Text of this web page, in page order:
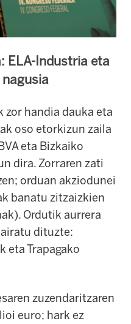
ELA-Industria eta
zor handia dauka eta
oso etorkizun zaila
eta Bizkaiko
dira. Zorraren zati
orduan akziodunei
banatu zitzaizkien
Ordutik aurrera
dituzte:
eta Trapagako
zuzendaritzaren
euro; hark ez